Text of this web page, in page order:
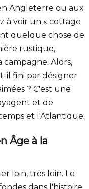
Angleterre ou aux
à voir un « cottage
quelque chose de
rustique,
campagne. Alors,
il fini par désigner
? C'est une
et de
et l'Atlantique.
Âge à la
loin, très loin. Le
dans l'histoire